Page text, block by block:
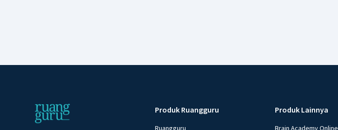
Produk Ruangguru
Ruangguru
Produk Lainnya
Brain Academy Online